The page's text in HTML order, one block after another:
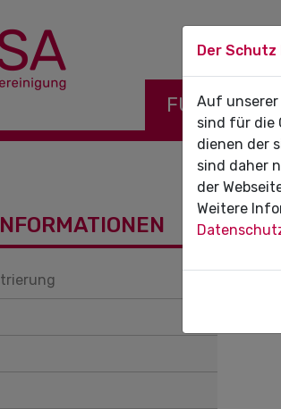
FÜR DIE
Der
Auf unserer
sind für die
dienen der
sind daher
der
Weitere